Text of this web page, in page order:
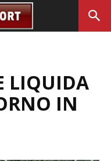
LIQUIDA
IN